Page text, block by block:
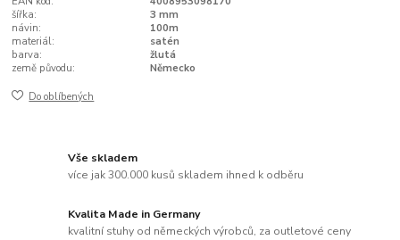
šířka:
3 mm
návin:
100m
materiál:
satén
barva:
žlutá
země původu:
Německo
Do oblíbených
Vše skladem
více jak 300.000 kusů skladem ihned k odběru
Kvalita Made in Germany
kvalitní stuhy od německých výrobců, za outletové ceny